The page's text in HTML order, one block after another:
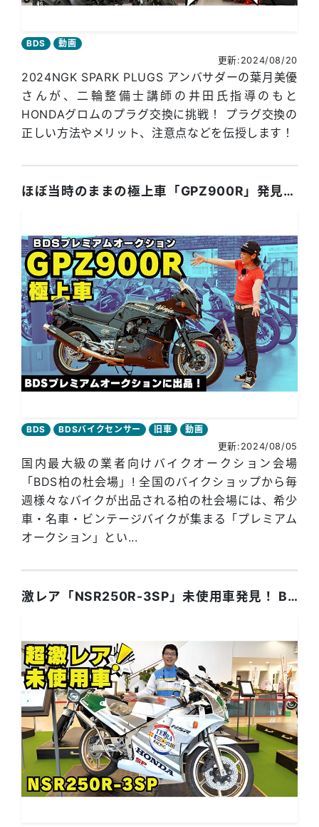
BDS
動画
更新:2024/08/20
2024NGK SPARK PLUGS アンバサダーの葉月美優
さんが、二輪整備士講師の井田氏指導のもと
HONDAグロムのプラグ交換に挑戦！ プラグ交換の
正しい方法やメリット、注意点などを伝授します！
BDS BDSバイクセンサー 旧車
動画
更新:2024/08/05
ほぼ当時のままの極上車「GPZ900R」発見！ BDSプレミアムオークション出品車両紹介！
国内最大級の業者向けバイクオークション会場
「BDS柏の杜会場」! 全国のバイクショップから毎
週様々なバイクが出品される柏の杜会場には、希少
車・名車・ビンテージバイクが集まる「プレミアム
オークション」とい...
激レア「NSR250R-3SP」未使用車発見！ BDSプレミアムオークション出品車両紹介！